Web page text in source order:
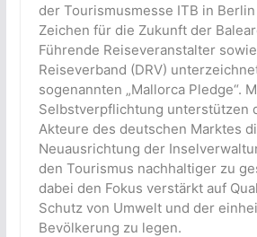
der Tourismusmesse ITB in
Zeichen für die Zukunft der
Führende Reiseveranstalter
Reiseverband (DRV)
sogenannten „Mallorca Pledge“.
Selbstverpflichtung unterstützen
Akteure des deutschen Marktes
Neuausrichtung der
den Tourismus nachhaltiger zu
dabei den Fokus verstärkt auf
Schutz von Umwelt und der
Bevölkerung zu legen.